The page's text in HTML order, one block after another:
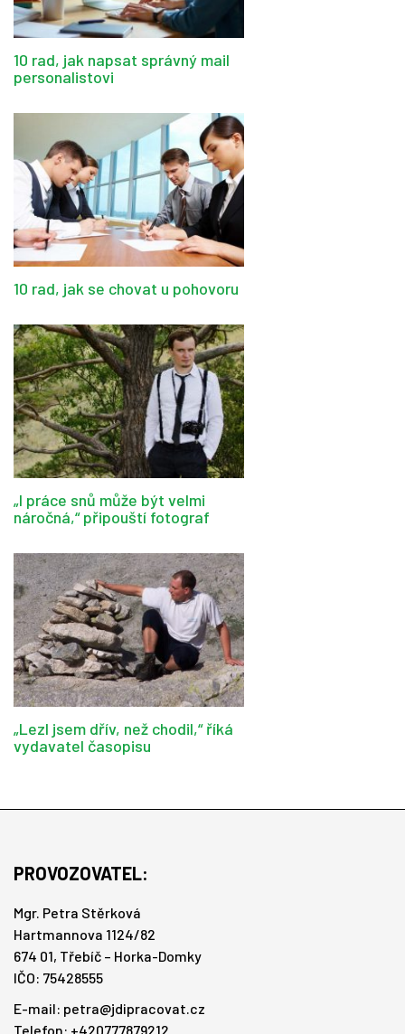
10 rad, jak napsat správný mail
personalistovi
10 rad, jak se chovat u pohovoru
„I práce snů může být velmi
náročná,“ připouští fotograf
„Lezl jsem dřív, než chodil,“ říká
vydavatel časopisu
PROVOZOVATEL:
Mgr. Petra Stěrková
Hartmannova 1124/82
674 01, Třebíč – Horka-Domky
IČO: 75428555
E-mail: petra@jdipracovat.cz
Telefon: +420777879212